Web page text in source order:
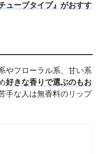
ューブタイプ』がおすす
やフローラル系、甘い系
好きな香りで選ぶのもお
手な人は無香料のリップ